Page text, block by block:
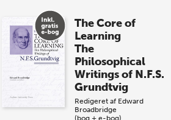
The Core of
Learning
The
Philosophical
Writings of N.F.S.
Grundtvig
Redigeret af Edward
Broadbridge
(bog + e-bog)